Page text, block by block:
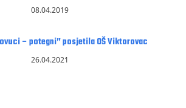
08.04.2019
– potegni” posjetila OŠ Viktorovac
26.04.2021